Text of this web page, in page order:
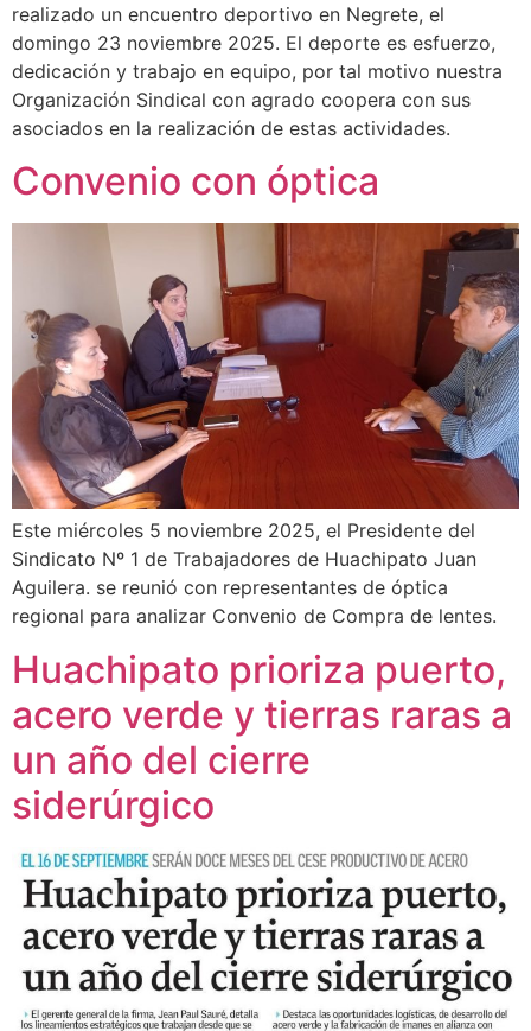
realizado un encuentro deportivo en Negrete, el
domingo 23 noviembre 2025. El deporte es esfuerzo,
dedicación y trabajo en equipo, por tal motivo nuestra
Organización Sindical con agrado coopera con sus
asociados en la realización de estas actividades.
Convenio con óptica
Este miércoles 5 noviembre 2025, el Presidente del
Sindicato Nº 1 de Trabajadores de Huachipato Juan
Aguilera. se reunió con representantes de óptica
regional para analizar Convenio de Compra de lentes.
Huachipato prioriza puerto,
acero verde y tierras raras a
un año del cierre
siderúrgico